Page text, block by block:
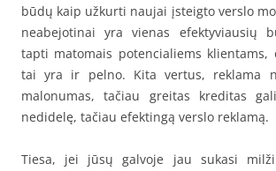
būdų kaip užkurti naujai įsteigto verslo
neabejotinai yra vienas efektyviausių
tapti matomais potencialiems
tai yra ir pelno. Kita vertus, reklama
malonumas, tačiau greitas kreditas
nedidelę, tačiau efektingą verslo reklamą.
Tiesa, jei jūsų galvoje jau sukasi